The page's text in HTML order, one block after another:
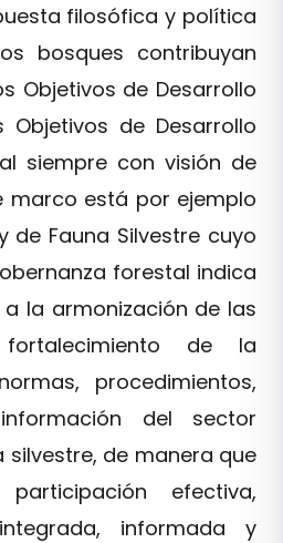
filosófica y política
bosques contribuyan
Objetivos de Desarrollo
de Desarrollo
siempre con visión de
marco está por ejemplo
de Fauna Silvestre cuyo
forestal indica
la armonización de las
de la
procedimientos,
del sector
de manera que
efectiva,
informada y